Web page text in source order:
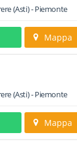
(Asti) -Piemonte
Mappa
(Asti) -Piemonte
Mappa